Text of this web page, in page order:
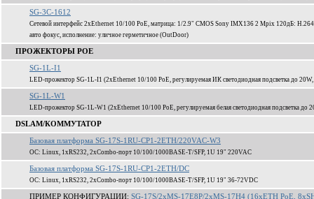
SG-3C-1612
Сетевой интерфейс 2xEthernet 10/100 PoE, матрица: 1/2.9" CMOS Sony IMX136 2 Mpix 120дБ:
авто фокус, исполнение: уличное герметичное (OutDoor)
ПРОЖЕКТОРЫ POE
SG-1L-I1
LED-прожектор SG-1L-I1 (2xEthernet 10/100 PoE, регулируемая ИК светодиодная подсветка до 20W,
SG-1L-W1
LED-прожектор SG-1L-W1 (2xEthernet 10/100 PoE, регулируемая белая светодиодная подсветка до
DSLAM/КОММУТАТОР
Базовая платформа SG-17S-1RU-CP1-2ETH/220VAC-W3
ОС: Linux, 1xRS232, 2xCombo-порт 10/100/1000BASE-T/SFP, 1U 19" 220VAC
Базовая платформа SG-17S-1RU-CP1-2ETH/DC
ОС: Linux, 1xRS232, 2xCombo-порт 10/100/1000BASE-T/SFP, 1U 19" 36-72VDC
ПРИМЕР КОНФИГУРАЦИИ: SG-17S/2xMS-17E8P/2xMS-17H4 (16xETH PoE,